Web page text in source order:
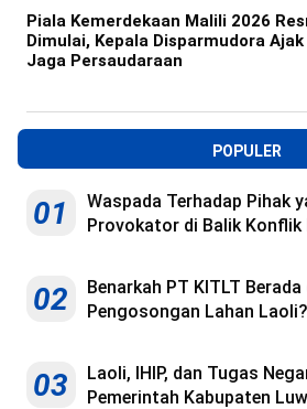
Piala Kemerdekaan Malili 2026
Dimulai, Kepala Disparmudora Ajak
Jaga Persaudaraan
POPULER
01
Waspada Terhadap Pihak
Provokator di Balik Konflik
02
Benarkah PT KITLT
Pengosongan Lahan Laoli?
03
Laoli, IHIP, dan Tugas
Pemerintah Kabupaten